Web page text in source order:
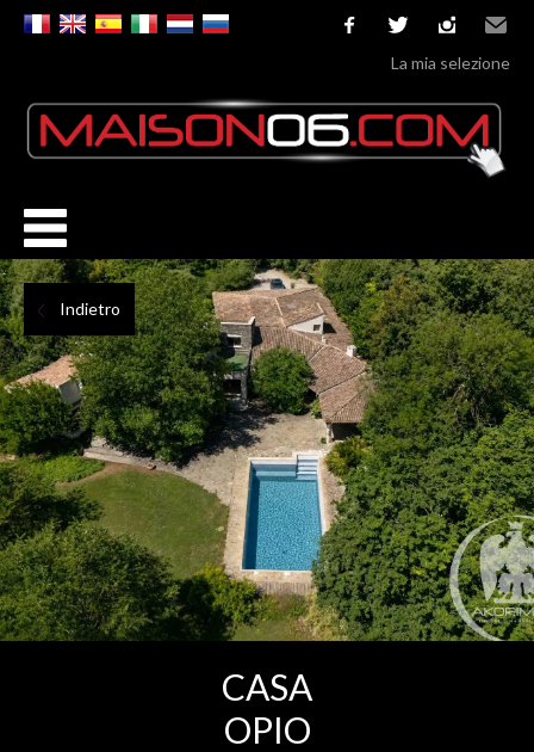
facebooktwitterinstagram
Email
La mia selezione
Indietro
CASA
OPIO